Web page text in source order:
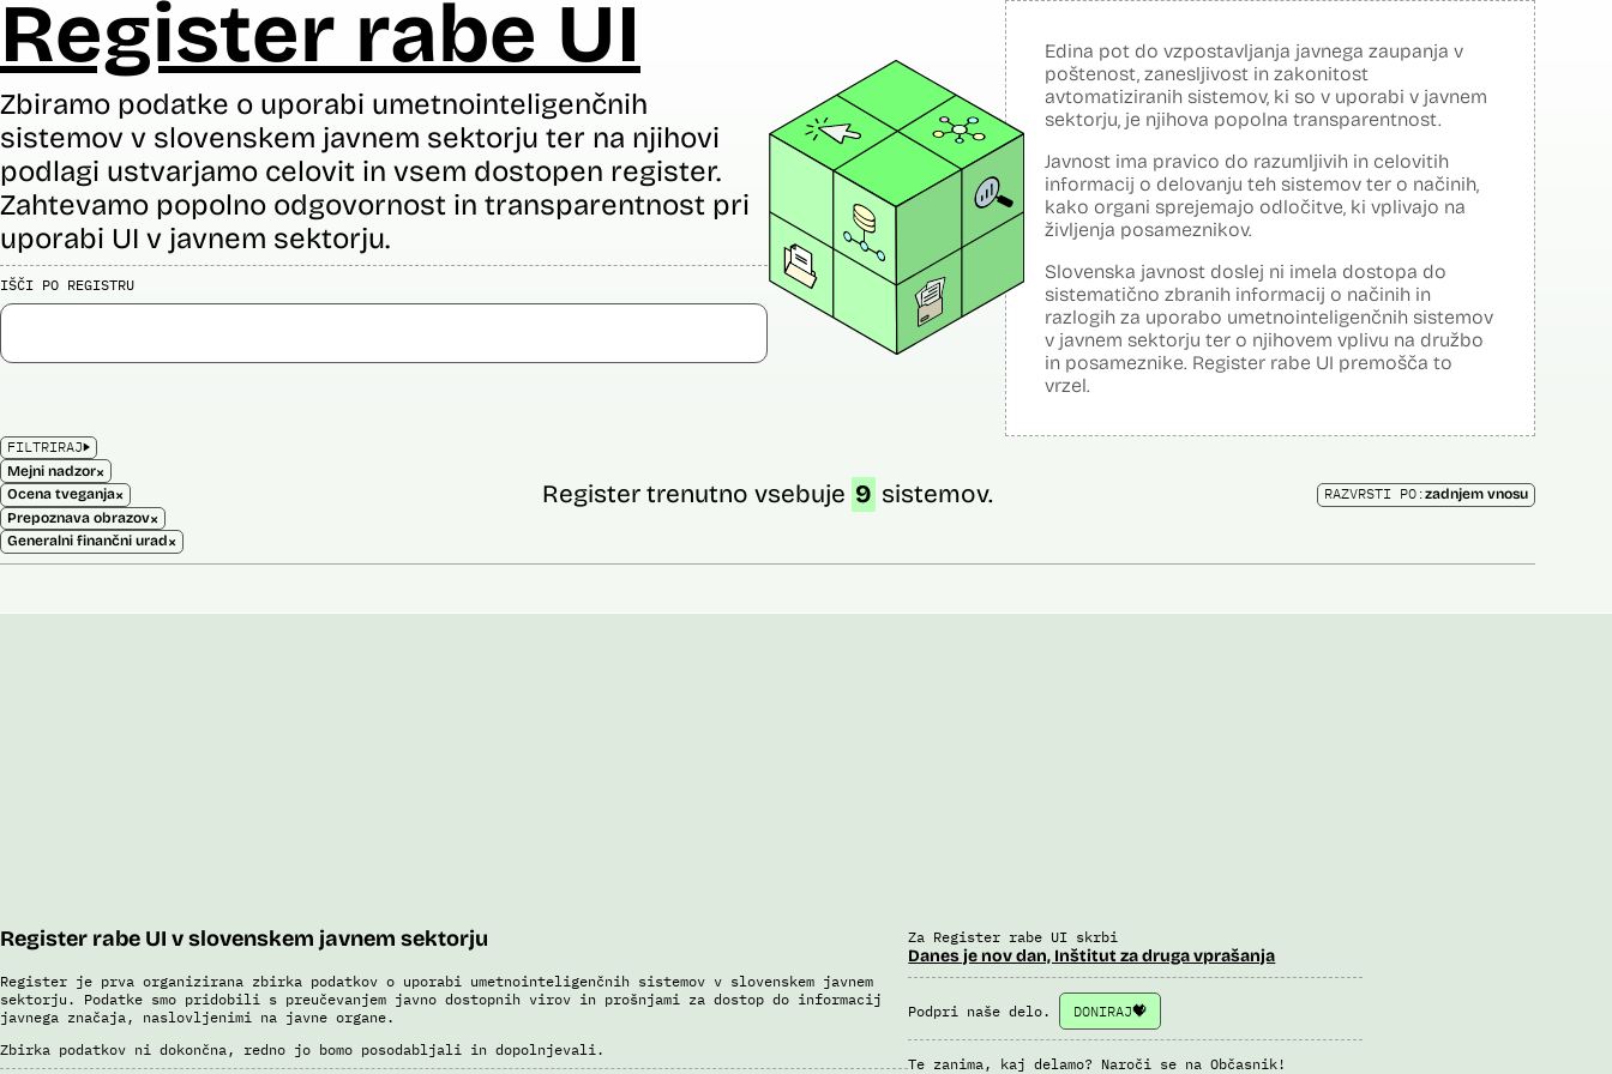
Register rabe UI
Zbiramo podatke o uporabi umetnointeligenčnih
sistemov v slovenskem javnem sektorju ter na njihovi
podlagi ustvarjamo celovit in vsem dostopen register.
Zahtevamo popolno odgovornost in transparentnost pri
uporabi UI v javnem sektorju.
IŠČI PO REGISTRU
Edina pot do vzpostavljanja javnega zaupanja v
poštenost, zanesljivost in zakonitost
avtomatiziranih sistemov, ki so v uporabi v javnem
sektorju, je njihova popolna transparentnost.
Javnost ima pravico do razumljivih in celovitih
informacij o delovanju teh sistemov ter o načinih,
kako organi sprejemajo odločitve, ki vplivajo na
življenja posameznikov.
Slovenska javnost doslej ni imela dostopa do
sistematično zbranih informacij o načinih in
razlogih za uporabo umetnointeligenčnih sistemov
v javnem sektorju ter o njihovem vplivu na družbo
in posameznike. Register rabe UI premošča to
vrzel.
FILTRIRAJ
Mejni nadzor×
Ocena tveganja×
Prepoznava obrazov×
Generalni finančni urad×
Register trenutno vsebuje 9 sistemov. RAZVRSTI PO:zadnjem vnosu
Register rabe UI v slovenskem javnem sektorju
Register je prva organizirana zbirka podatkov o uporabi umetnointeligenčnih sistemov v slovenskem javnem
sektorju. Podatke smo pridobili s preučevanjem javno dostopnih virov in prošnjami za dostop do informacij
javnega značaja, naslovljenimi na javne organe.
Zbirka podatkov ni dokončna, redno jo bomo posodabljali in dopolnjevali.
Za Register rabe UI skrbi
Danes je nov dan, Inštitut za druga vprašanja
Podpri naše delo. DONIRAJ
Te zanima, kaj delamo? Naroči se na Občasnik!